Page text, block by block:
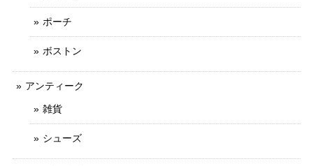
ポーチ
ボストン
アンティーク
雑貨
シューズ